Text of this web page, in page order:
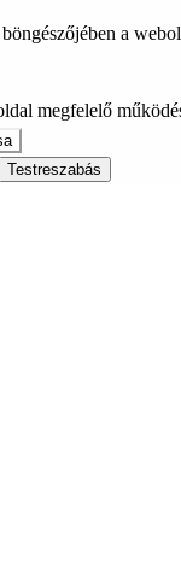
a
megfelelő
Testreszabás